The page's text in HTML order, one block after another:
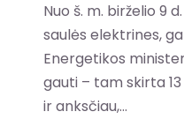
Nuo š. m. birželio 9
saulės elektrines,
Energetikos
gauti – tam skirta
ir anksčiau,...